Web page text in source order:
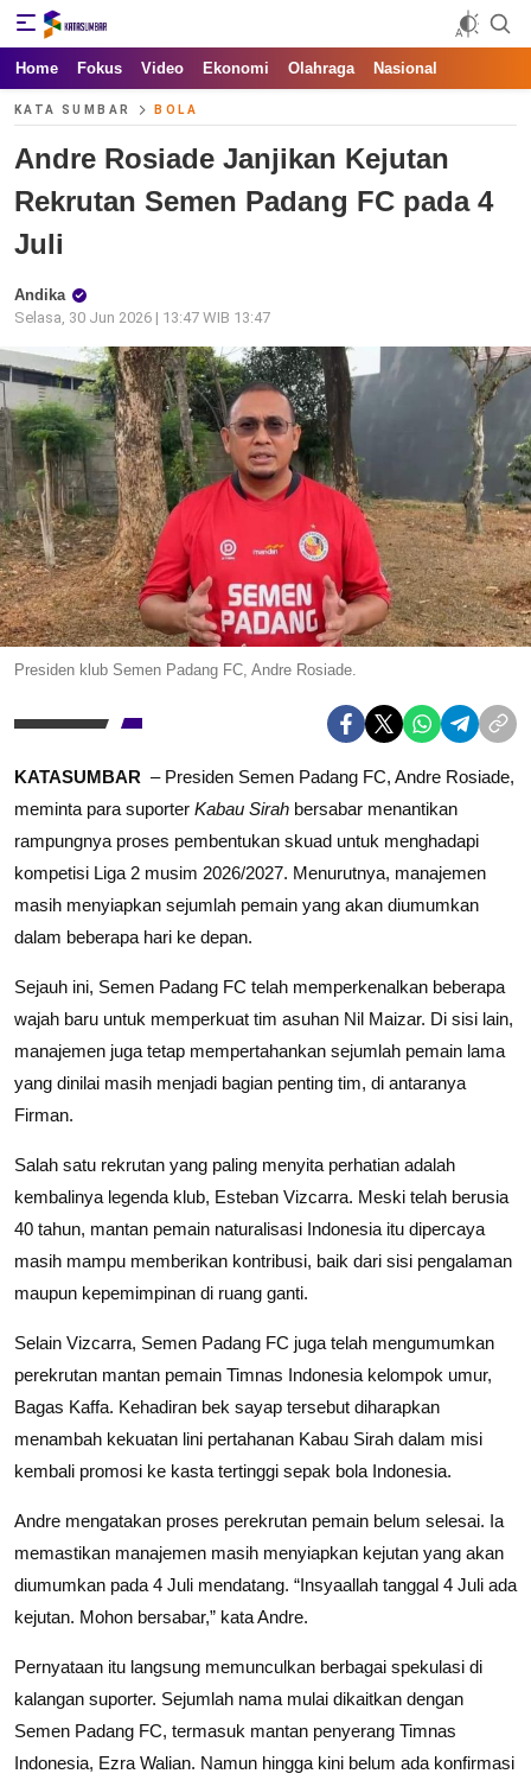
Kata Sumbar
Berita Sumbar Hari Ini
Home Fokus Video Ekonomi Olahraga Nasional
KATA SUMBAR BOLA
Andre Rosiade Janjikan Kejutan
Rekrutan Semen Padang FC pada 4
Juli
Andika
Selasa, 30 Jun 2026 | 13:47 WIB 13:47
Presiden klub Semen Padang FC, Andre Rosiade.
KATASUMBAR – Presiden Semen Padang FC, Andre Rosiade,
meminta para suporter Kabau Sirah bersabar menantikan
rampungnya proses pembentukan skuad untuk menghadapi
kompetisi Liga 2 musim 2026/2027. Menurutnya, manajemen
masih menyiapkan sejumlah pemain yang akan diumumkan
dalam beberapa hari ke depan.
Sejauh ini, Semen Padang FC telah memperkenalkan beberapa
wajah baru untuk memperkuat tim asuhan Nil Maizar. Di sisi lain,
manajemen juga tetap mempertahankan sejumlah pemain lama
yang dinilai masih menjadi bagian penting tim, di antaranya
Firman.
Salah satu rekrutan yang paling menyita perhatian adalah
kembalinya legenda klub, Esteban Vizcarra. Meski telah berusia
40 tahun, mantan pemain naturalisasi Indonesia itu dipercaya
masih mampu memberikan kontribusi, baik dari sisi pengalaman
maupun kepemimpinan di ruang ganti.
Selain Vizcarra, Semen Padang FC juga telah mengumumkan
perekrutan mantan pemain Timnas Indonesia kelompok umur,
Bagas Kaffa. Kehadiran bek sayap tersebut diharapkan
menambah kekuatan lini pertahanan Kabau Sirah dalam misi
kembali promosi ke kasta tertinggi sepak bola Indonesia.
Andre mengatakan proses perekrutan pemain belum selesai. Ia
memastikan manajemen masih menyiapkan kejutan yang akan
diumumkan pada 4 Juli mendatang. “Insyaallah tanggal 4 Juli ada
kejutan. Mohon bersabar,” kata Andre.
Pernyataan itu langsung memunculkan berbagai spekulasi di
kalangan suporter. Sejumlah nama mulai dikaitkan dengan
Semen Padang FC, termasuk mantan penyerang Timnas
Indonesia, Ezra Walian. Namun hingga kini belum ada konfirmasi